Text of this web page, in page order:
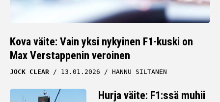
Kova väite: Vain yksi nykyinen F1-kuski on
Max Verstappenin veroinen
JOCK CLEAR 13.01.2026 HANNU SILTANEN
Hurja väite: F1:ssä muhii